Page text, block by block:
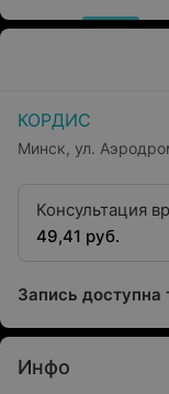
КОРДИС
Минск, ул.
Консультация
49,41 руб.
Запись доступна
Инфо